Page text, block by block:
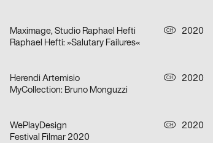
Maximage, Studio Raphael Hefti CH
2020
Raphael Hefti: »Salutary Failures«
Herendi Artemisio CH
2020
MyCollection: Bruno Monguzzi
WePlayDesign CH
2020
Festival Filmar 2020